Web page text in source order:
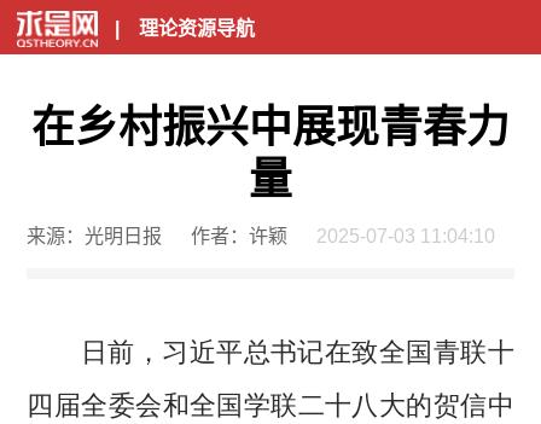
| 理论资源导航
在乡村振兴中展现青春力
量
来源：光明日报 作者：许颖 2025-07-03 11:04:10
日前，习近平总书记在致全国青联十
四届全委会和全国学联二十八大的贺信中